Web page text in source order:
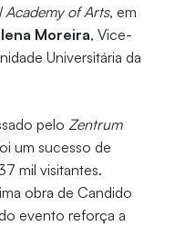
Academy of Arts, em
Moreira, Vice-
Universitária da
pelo Zentrum
um sucesso de
mil visitantes.
obra de Candido
evento reforça a